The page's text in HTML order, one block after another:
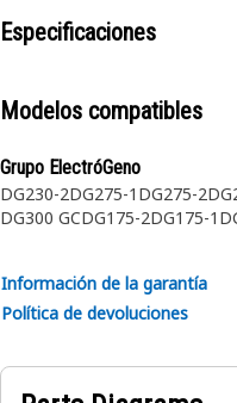
Especificaciones
Modelos compatibles
Grupo ElectróGeno
DG230-2DG275-1 DG275-2
DG300 GCDG175-2DG175-1
Información de la garantía
Política de devoluciones